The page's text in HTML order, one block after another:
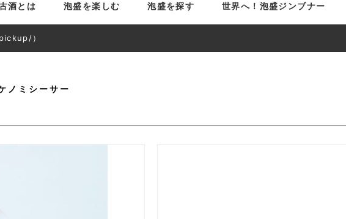
酒とは 泡盛を楽しむ 泡盛を探す 世界へ！泡盛ジンブナー
）
ノミシーサー